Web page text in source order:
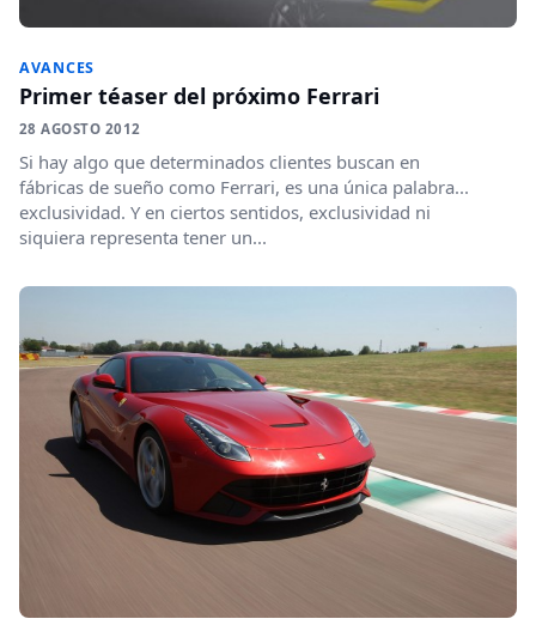
AVANCES
Primer téaser del próximo Ferrari
28 AGOSTO 2012
Si hay algo que determinados clientes buscan en
fábricas de sueño como Ferrari, es una única palabra...
exclusividad. Y en ciertos sentidos, exclusividad ni
siquiera representa tener un...